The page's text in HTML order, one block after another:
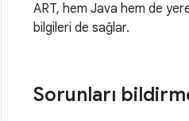
ART, hem Java hem de
bilgileri de sağlar.
Sorunları